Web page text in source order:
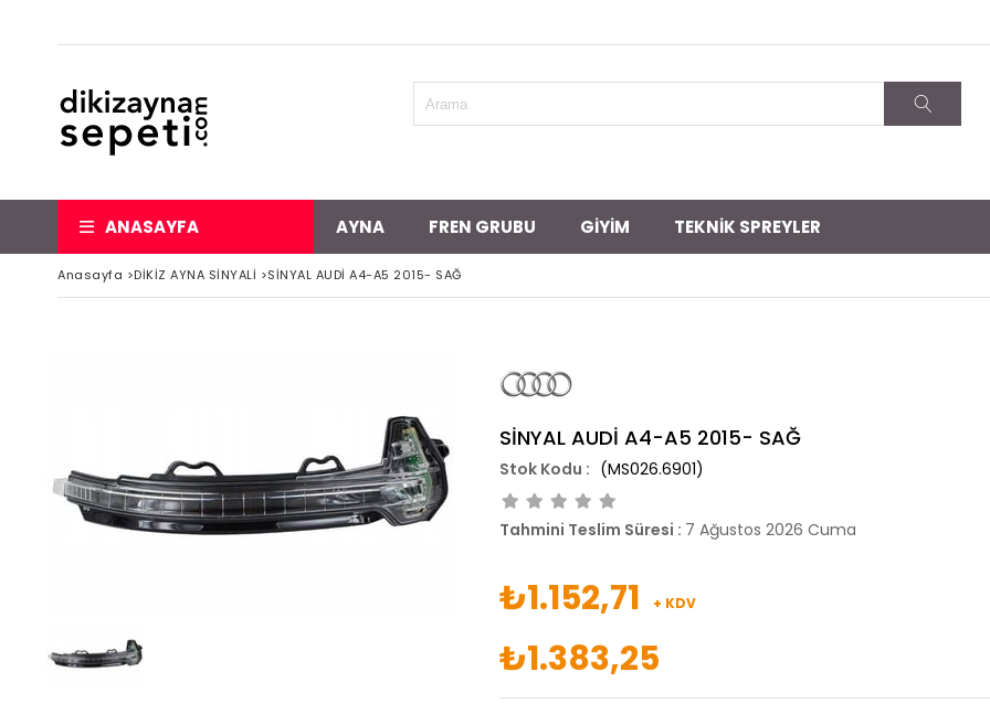
ANASAYFA AYNA FREN GRUBU GİYİM TEKNİK SPREYLER
Anasayfa >DİKİZ AYNA SİNYALİ >SİNYAL AUDİ A4-A5 2015- SAĞ
SİNYAL AUDİ A4-A5 2015- SAĞ
(MS026.6901)
Tahmini Teslim Süresi : 7 Ağustos 2026 Cuma
₺1.152,71 + KDV
₺1.383,25